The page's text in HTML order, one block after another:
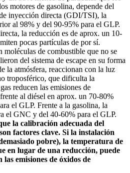
motores de gasolina, depende del
inyección directa (GDI/TSI), la
al 98% y del 90-95% para el GLP.
la reducción es de aprox. un 10-
pocas partículas de por sí.
moléculas de combustible que no se
del sistema de escape en su forma
la atmósfera, reaccionan con la luz
troposférico, que dificulta la
reducen las emisiones de
al diésel en aprox. un 70-80%
el GLP. Frente a la gasolina, la
el GNC y del 40-60% para el GLP.
la calibración adecuada del
factores clave. Si la instalación
pobre), la temperatura de
en lugar de una reducción, puede
emisiones de óxidos de